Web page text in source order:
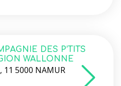
DES P’TITS
WALLONNE
5000 NAMUR